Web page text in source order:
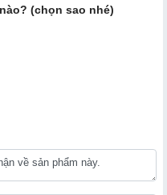
(chọn sao nhé)